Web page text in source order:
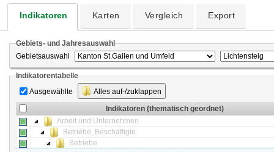
Indikatoren Karten Vergleich Export
Gebiets- und Jahresauswahl
Gebietsauswahl
Indikatorentabelle
Ausgewählte
Alles auf-/zuklappen
Indikatoren (thematisch geordnet)
Arbeit und Unternehmen
Betriebe, Beschäftigte
Betriebe